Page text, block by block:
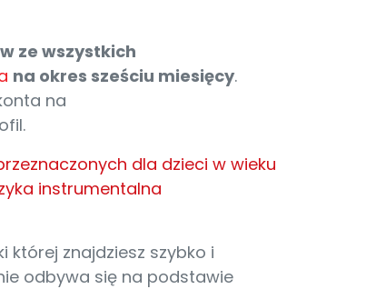
ze wszystkich
na okres sześciu miesięcy.
na
dla dzieci w wieku
instrumentalna
której znajdziesz szybko i
odbywa się na podstawie